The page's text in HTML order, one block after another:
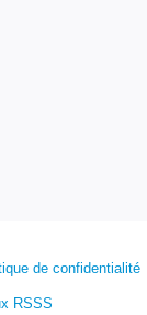
de confidentialité
RSSS